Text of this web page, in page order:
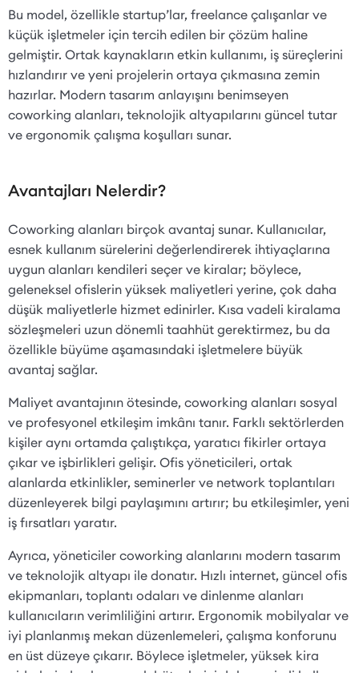
Bu model, özellikle startup’lar, freelance çalışanlar ve
küçük işletmeler için tercih edilen bir çözüm haline
gelmiştir. Ortak kaynakların etkin kullanımı, iş süreçlerini
hızlandırır ve yeni projelerin ortaya çıkmasına zemin
hazırlar. Modern tasarım anlayışını benimseyen
coworking alanları, teknolojik altyapılarını güncel tutar
ve ergonomik çalışma koşulları sunar.
Avantajları Nelerdir?
Coworking alanları birçok avantaj sunar. Kullanıcılar,
esnek kullanım sürelerini değerlendirerek ihtiyaçlarına
uygun alanları kendileri seçer ve kiralar; böylece,
geleneksel ofislerin yüksek maliyetleri yerine, çok daha
düşük maliyetlerle hizmet edinirler. Kısa vadeli kiralama
sözleşmeleri uzun dönemli taahhüt gerektirmez, bu da
özellikle büyüme aşamasındaki işletmelere büyük
avantaj sağlar.
Maliyet avantajının ötesinde, coworking alanları sosyal
ve profesyonel etkileşim imkânı tanır. Farklı sektörlerden
kişiler aynı ortamda çalıştıkça, yaratıcı fikirler ortaya
çıkar ve işbirlikleri gelişir. Ofis yöneticileri, ortak
alanlarda etkinlikler, seminerler ve network toplantıları
düzenleyerek bilgi paylaşımını artırır; bu etkileşimler, yeni
iş fırsatları yaratır.
Ayrıca, yöneticiler coworking alanlarını modern tasarım
ve teknolojik altyapı ile donatır. Hızlı internet, güncel ofis
ekipmanları, toplantı odaları ve dinlenme alanları
kullanıcıların verimliliğini artırır. Ergonomik mobilyalar ve
iyi planlanmış mekan düzenlemeleri, çalışma konforunu
en üst düzeye çıkarır. Böylece işletmeler, yüksek kira